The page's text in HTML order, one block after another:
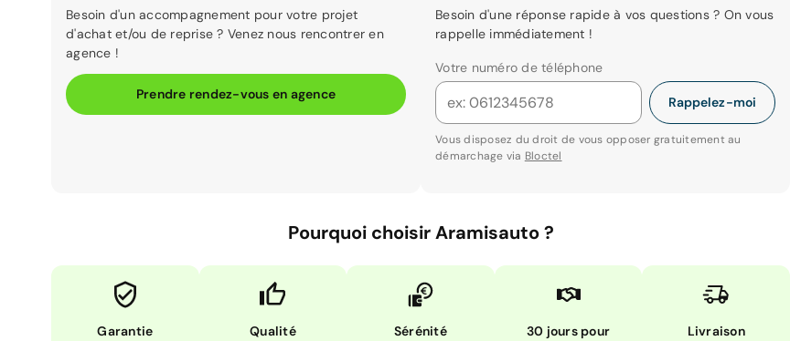
Besoin d'un accompagnement pour votre projet
d'achat et/ou de reprise ? Venez nous rencontrer en
agence !
Prendre rendez-vous en agence
Besoin d'une réponse rapide à vos questions ? On vous
rappelle immédiatement !
Votre numéro de téléphone
Rappelez-moi
Vous disposez du droit de vous opposer gratuitement au
démarchage via Bloctel
Pourquoi choisir Aramisauto ?
Garantie
Qualité Sérénité
30 jours pour
Livraison